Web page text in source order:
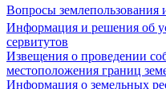
Вопросы
Информация и решения об
сервитутов
Извещения о проведении
местоположения границ
Информация о земельных